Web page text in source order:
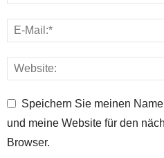
Speichern Sie meinen
und meine Website für den
Browser.